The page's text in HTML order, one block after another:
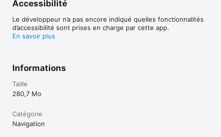
Accessibilité
Le développeur n’a pas encore indiqué quelles fonctionnalités
d’accessibilité sont prises en charge par cette app.
En savoir plus
Informations
Taille
280,7 Mo
Catégorie
Navigation